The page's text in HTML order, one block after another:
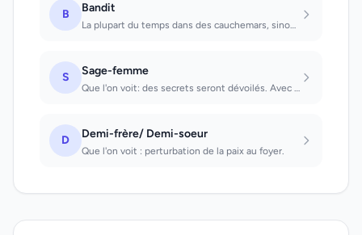
B Bandit
La plupart du temps dans des cauchemars, sinon signification sexuelle. Voir un b...
S Sage-femme
Que l'on voit: des secrets seront dévoilés. Avec laquelle on parle: naissance ou...
D Demi-frère/ Demi-soeur
Que l'on voit : perturbation de la paix au foyer.